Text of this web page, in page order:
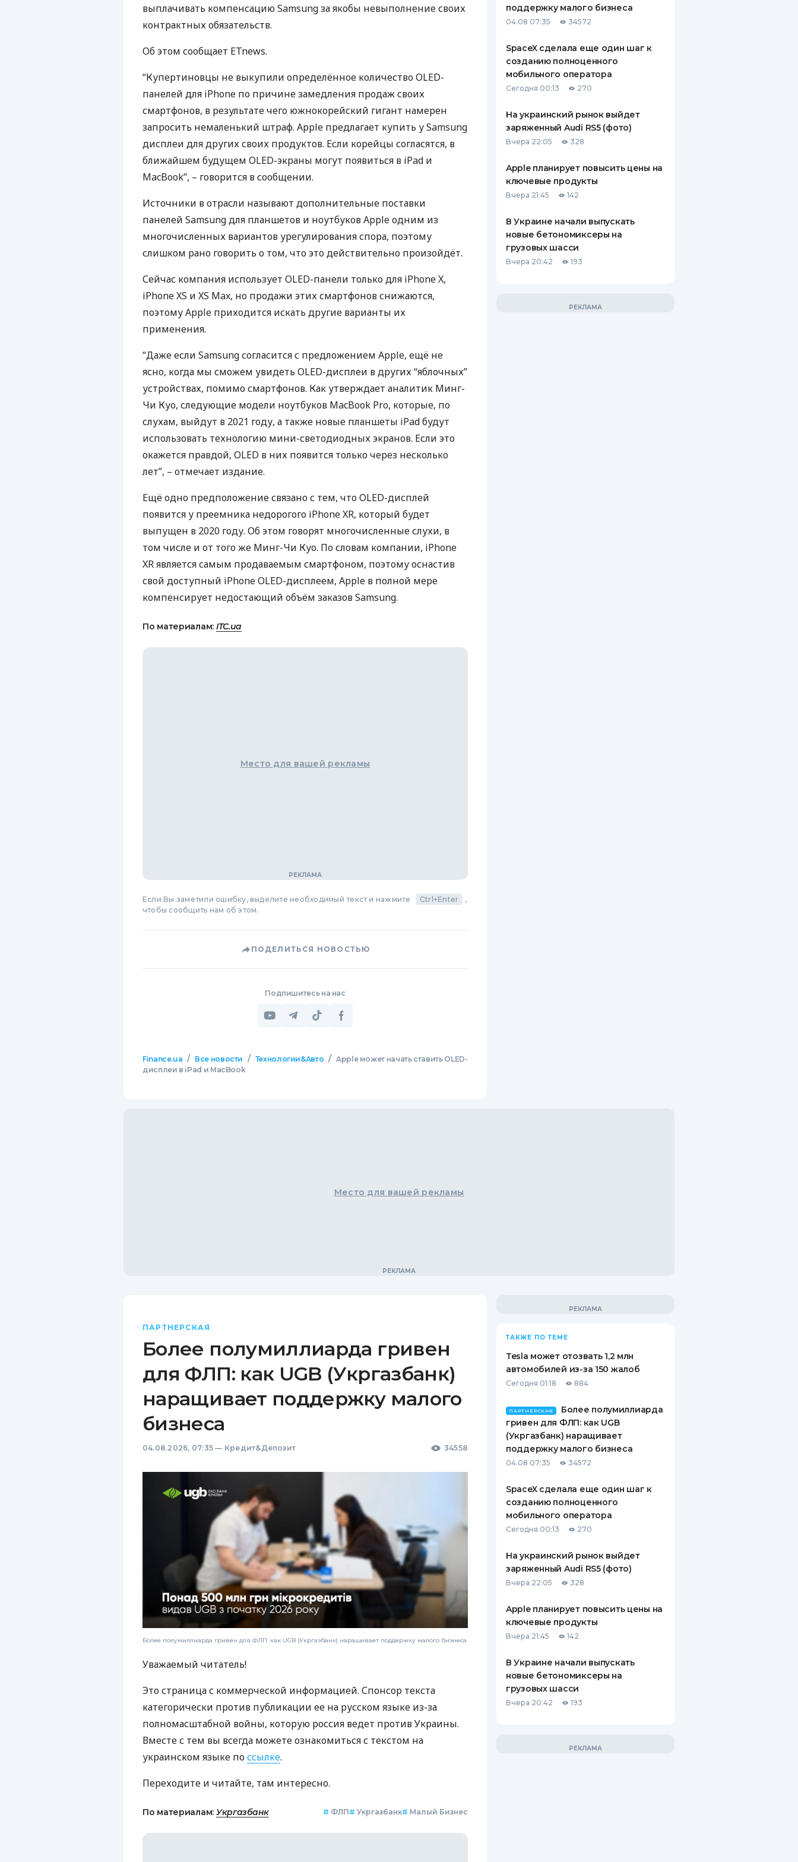
ПУТЕВОДИТЕЛИ ПО
ВСЕ СТРАХОВЫЕ ПОЛИСЫ
СТРАХОВЫЕ КОМПАНИИ
КОМПАНИЯХ
выплачивать компенсацию Samsung за якобы невыполнение своих
контрактных обязательств.
Об этом сообщает ETnews.
“Купертиновцы не выкупили определённое количествоOLED-
панелей для iPhone по причине замедления продаж своих
смартфонов, в результате чего южнокорейский гигант намерен
запросить немаленький штраф. Apple предлагает купить у Samsung
дисплеи для других своих продуктов. Если корейцы согласятся, в
ближайшем будущем OLED-экраны могут появиться в iPad и
MacBook”, – говорится в сообщении.
Источники в отрасли называют дополнительные поставки
панелей Samsung для планшетов и ноутбуков Apple одним из
многочисленных вариантов урегулирования спора, поэтому
слишком рано говорить о том, что это действительно произойдёт.
Сейчас компания использует OLED-панели только для iPhone X,
iPhone XS и XS Max, но продажи этих смартфонов снижаются,
поэтому Apple приходится искать другие варианты их
применения.
“Даже если Samsung согласится с предложением Apple, ещё не
ясно, когда мы сможем увидеть OLED-дисплеи в других “яблочных”
устройствах, помимо смартфонов. Как утверждает аналитик Минг-
Чи Куо, следующие модели ноутбуков MacBook Pro, которые, по
слухам, выйдут в 2021 году, а также новые планшеты iPad будут
использовать технологию мини-светодиодных экранов. Если это
окажется правдой, OLED в них появится только через несколько
лет”, – отмечает издание.
Ещё одно предположение связано с тем, чтоOLED-дисплей
появится у преемника недорогого iPhone XR, который будет
выпущен в 2020 году. Об этом говорят многочисленные слухи, в
том числе и от того же Минг-Чи Куо. По словам компании, iPhone
XR является самым продаваемым смартфоном, поэтому оснастив
свой доступный iPhoneOLED-дисплеем, Apple в полной мере
компенсирует недостающий объём заказов Samsung.
По материалам: ITC.ua
Место для вашей рекламы
Если Вы заметили ошибку, выделите необходимый текст и нажмите Ctrl+Enter
,
чтобы сообщить нам об этом.
ПОДЕЛИТЬСЯ НОВОСТЬЮ
Подпишитесь на нас
Finance.ua / Все новости / Технологии&Авто / Apple может начать ставить OLED-
дисплеи в iPad и MacBook
поддержку малого бизнеса
04.08 07:35 34572
SpaceX сделала еще один шаг к
созданию полноценного
мобильного оператора
Сегодня 00:13 270
На украинский рынок выйдет
заряженный Audi RS5 (фото)
Вчера 22:05 328
Apple планирует повысить цены на
ключевые продукты
Вчера 21:45 142
В Украине начали выпускать
новые бетономиксеры на
грузовых шасси
Вчера 20:42 193
Место для вашей рекламы
ПАРТНЕРСКАЯ
Более полумиллиарда гривен
для ФЛП: как UGB (Укргазбанк)
наращивает поддержку малого
бизнеса
04.08.2026, 07:35 — Кредит&Депозит 34558
Более полумиллиарда гривен для ФЛП: как UGB (Укргазбанк) наращивает поддержку малого бизнеса
Уважаемый читатель!
Это страница с коммерческой информацией. Спонсор текста
категорически против публикации ее на русском языке из-за
полномасштабной войны, которую россия ведет против Украины.
Вместе с тем вы всегда можете ознакомиться с текстом на
украинском языке поссылке.
Переходите и читайте, там интересно.
По материалам: Укргазбанк # ФЛП# Укргазбанк# Малый Бизнес
ТАКЖЕ ПО ТЕМЕ
Tesla может отозвать 1,2 млн
автомобилей из-за 150 жалоб
Сегодня 01:18 884
ПАРТНЕРСКАЯ
Более полумиллиарда
гривен для ФЛП: как UGB
(Укргазбанк) наращивает
поддержку малого бизнеса
04.08 07:35 34572
SpaceX сделала еще один шаг к
созданию полноценного
мобильного оператора
Сегодня 00:13 270
На украинский рынок выйдет
заряженный Audi RS5 (фото)
Вчера 22:05 328
Apple планирует повысить цены на
ключевые продукты
Вчера 21:45 142
В Украине начали выпускать
новые бетономиксеры на
грузовых шасси
Вчера 20:42 193